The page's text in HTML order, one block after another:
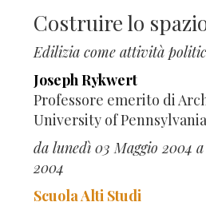
Costruire lo
Edilizia come attività
Joseph Rykwert
Professore emerito di
University of Pennsylvania
da lunedì 03 Maggio 2004
2004
Scuola Alti Studi